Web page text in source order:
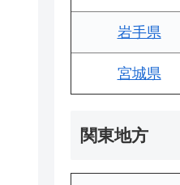
岩手県
宮城県
関東地方